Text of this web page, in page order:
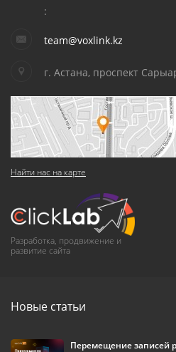
:
team@voxlink.kz
г. Астана, проспект
Найти нас на карте
Разработка, продвижение и
развитие сайта
Новые статьи
Перемещение записей